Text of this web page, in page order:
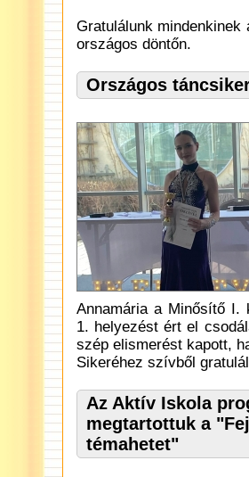
Gratulálunk
országos döntőn.
Országos
Annamária a Minősítő I.
1. helyezést ért el
szép elismerést kapott,
Sikeréhez szívből
Az Aktív Iskola
megtartottuk a
témahetet"